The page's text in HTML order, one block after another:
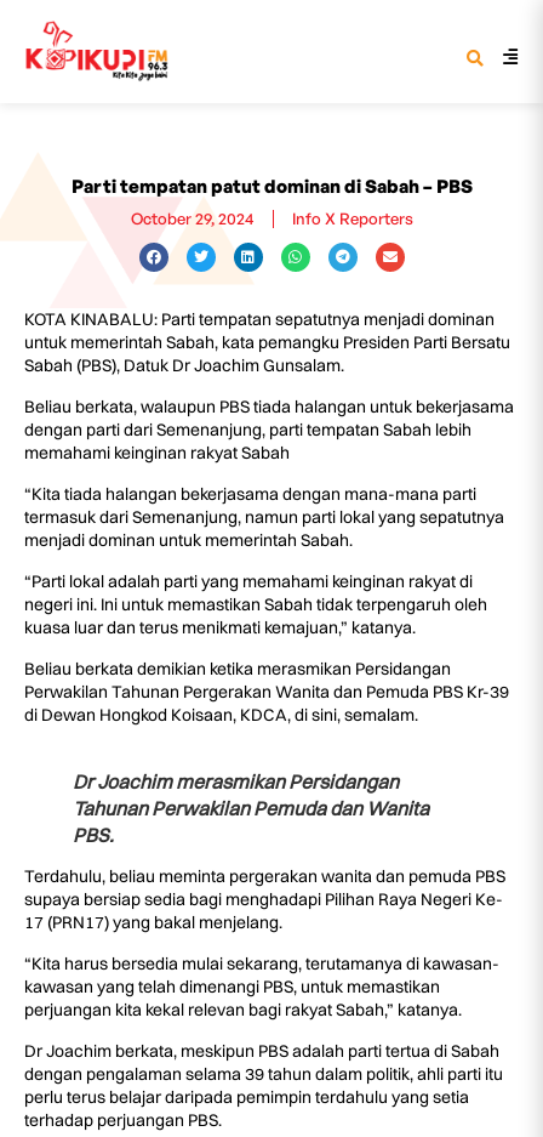
Parti tempatan patut dominan di Sabah – PBS
October 29, 2024 Info X Reporters
KOTA KINABALU: Parti tempatan sepatutnya menjadi dominan
untuk memerintah Sabah, kata pemangku Presiden Parti Bersatu
Sabah (PBS), Datuk Dr Joachim Gunsalam.
Beliau berkata, walaupun PBS tiada halangan untuk bekerjasama
dengan parti dari Semenanjung, parti tempatan Sabah lebih
memahami keinginan rakyat Sabah
“Kita tiada halangan bekerjasama dengan mana-mana parti
termasuk dari Semenanjung, namun parti lokal yang sepatutnya
menjadi dominan untuk memerintah Sabah.
“Parti lokal adalah parti yang memahami keinginan rakyat di
negeri ini. Ini untuk memastikan Sabah tidak terpengaruh oleh
kuasa luar dan terus menikmati kemajuan,” katanya.
Beliau berkata demikian ketika merasmikan Persidangan
Perwakilan Tahunan Pergerakan Wanita dan Pemuda PBS Kr-39
di Dewan Hongkod Koisaan, KDCA, di sini, semalam.
Dr Joachim merasmikan Persidangan
Tahunan Perwakilan Pemuda dan Wanita
PBS.
Terdahulu, beliau meminta pergerakan wanita dan pemuda PBS
supaya bersiap sedia bagi menghadapi Pilihan Raya Negeri Ke-
17 (PRN17) yang bakal menjelang.
“Kita harus bersedia mulai sekarang, terutamanya di kawasan-
kawasan yang telah dimenangi PBS, untuk memastikan
perjuangan kita kekal relevan bagi rakyat Sabah,” katanya.
Dr Joachim berkata, meskipun PBS adalah parti tertua di Sabah
dengan pengalaman selama 39 tahun dalam politik, ahli parti itu
perlu terus belajar daripada pemimpin terdahulu yang setia
terhadap perjuangan PBS.